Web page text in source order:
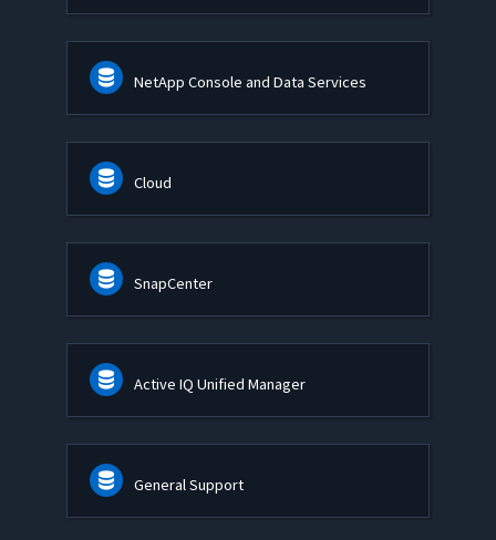
NetApp Console and Data Services
Cloud
SnapCenter
Active IQ Unified Manager
General Support